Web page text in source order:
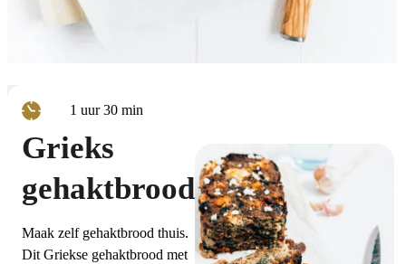
1 uur
uur 30minuten
min
Grieks
gehaktbrood
Maak zelf gehaktbrood thuis.
Dit Griekse gehaktbrood met